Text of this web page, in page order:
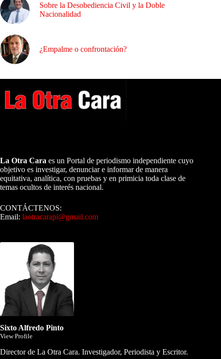
Sobre la Desobediencia Civil y la Doble
Nacionalidad
¿Empalme o confrontación?
La Otra Cara es un Portal de periodismo independiente cuyo
objetivo es investigar, denunciar e informar de manera
equitativa, analítica, con pruebas y en primicia toda clase de
temas ocultos de interés nacional.
CONTÁCTENOS:
Email: laotracarapi@gmail.com
Sixto Alfredo Pinto
View Profile
Director de La Otra Cara. Investigador, Periodista y Escritor.